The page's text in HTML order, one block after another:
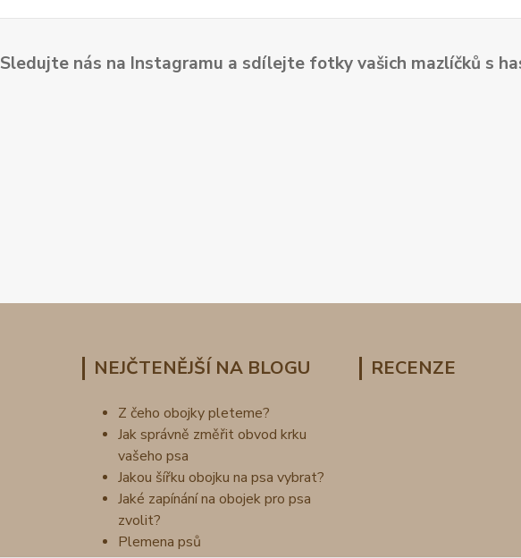
Sledujte nás na Instagramu a sdílejte fotky vašich mazlíčků s
NEJČTENĚJŠÍ NA BLOGU
Z čeho obojky pleteme?
Jak správně změřit obvod krku
vašeho psa
Jakou šířku obojku na psa vybrat?
Jaké zapínání na obojek pro psa
zvolit?
Plemena psů
RECENZE